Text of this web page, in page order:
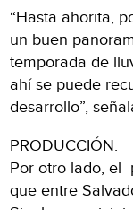
“Hasta ahorita,
un buen
temporada de
ahí se puede
desarrollo”,
PRODUCCIÓN.
Por otro lado, el
que entre